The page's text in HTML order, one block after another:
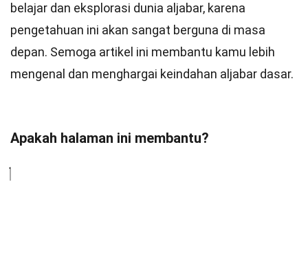
belajar dan eksplorasi dunia aljabar, karena
pengetahuan ini akan sangat berguna di masa
depan. Semoga artikel ini membantu kamu lebih
mengenal dan menghargai keindahan aljabar dasar.
Apakah halaman ini membantu?